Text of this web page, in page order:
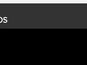
h et atteindre 80 à 100 km/h
Il parcourt la basse vallée
envahit le littoral
Camargue.